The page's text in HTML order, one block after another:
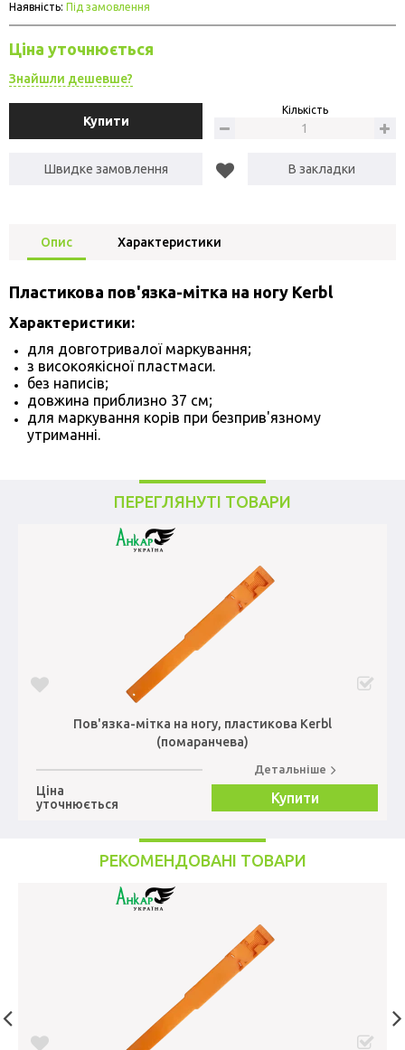
Наявність: Під замовлення
Ціна уточнюється
Знайшли дешевше?
Купити
Кількість
Швидке замовлення В закладки
Опис Характеристики
Пластикова пов'язка-мітка на ногу Kerbl
Характеристики:
для довготривалої маркування;
з високоякісної пластмаси.
без написів;
довжина приблизно 37 см;
для маркування корів при безприв'язному
утриманні.
ПЕРЕГЛЯНУТІ ТОВАРИ
Пов'язка-мітка на ногу, пластикова Kerbl
(помаранчева)
Ціна
уточнюється
Детальніше
Купити
РЕКОМЕНДОВАНІ ТОВАРИ